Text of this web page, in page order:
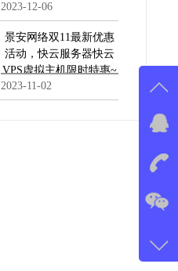
活动~
2023-12-06
景安网络双11最新优惠
活动，快云服务器快云
VPS虚拟主机限时特惠~
2023-11-02
在线
我
177-